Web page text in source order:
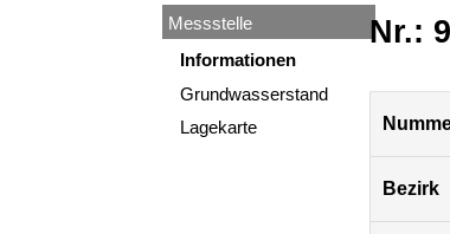
Messstelle
Informationen
Grundwasserstand
Lagekarte
Nr.:
Berlin
Bezirk